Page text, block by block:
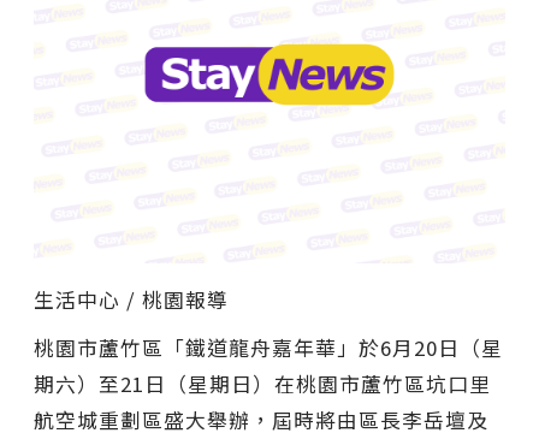
生活中心 / 桃園報導
桃園市蘆竹區「鐵道龍舟嘉年華」於6月20日（星
期六）至21日（星期日）在桃園市蘆竹區坑口里
航空城重劃區盛大舉辦，屆時將由區長李岳壇及